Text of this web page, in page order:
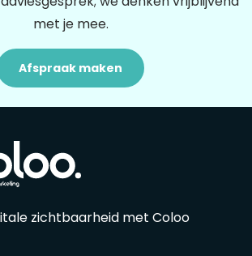
met je mee.
Afspraak maken
zichtbaarheid met Coloo